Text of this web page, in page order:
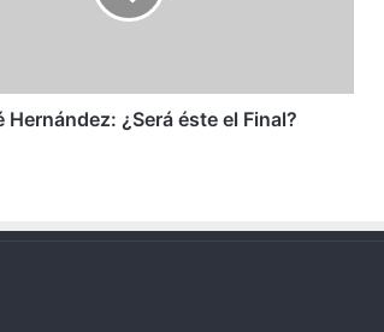
Hernández: ¿Será éste el Final?